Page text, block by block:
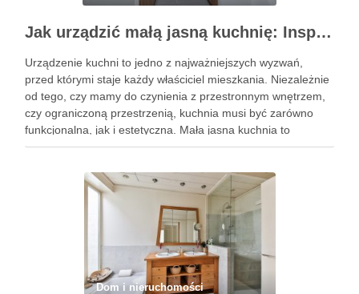
Jak urządzić małą jasną kuchnię: Inspiracje, pomysły i praktyczne porady
Urządzenie kuchni to jedno z najważniejszych wyzwań,
przed którymi staje każdy właściciel mieszkania. Niezależnie
od tego, czy mamy do czynienia z przestronnym wnętrzem,
czy ograniczoną przestrzenią, kuchnia musi być zarówno
funkcjonalna, jak i estetyczna. Mała jasna kuchnia to
marzenie wielu osób, które cenią sobie komfort, elegancję i
Dom i nieruchomości